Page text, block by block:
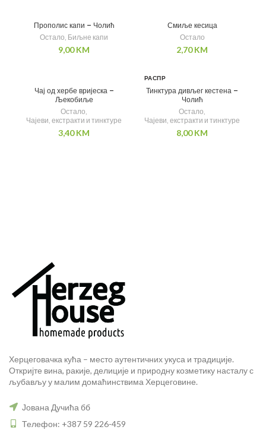
Прополис капи – Чолић
Остало Биљне капи
9,00KM
Смиље кесица
Остало
2,70KM
Чај од хербе вријеска –
Љекобиље
Остало
Чајеви, екстракти и тинктуре
3,40KM
РАСПР
О
Тинктура дивљег кестена –
Чолић
Остало
Чајеви, екстракти и тинктуре
8,00KM
Херцеговачка кућа – место аутентичних укуса и традиције.
Откријте вина, ракије, делиције и природну козметику насталу с
љубављу у малим домаћинствима Херцеговине.
Јована Дучића бб
Телефон: +387 59 226-459